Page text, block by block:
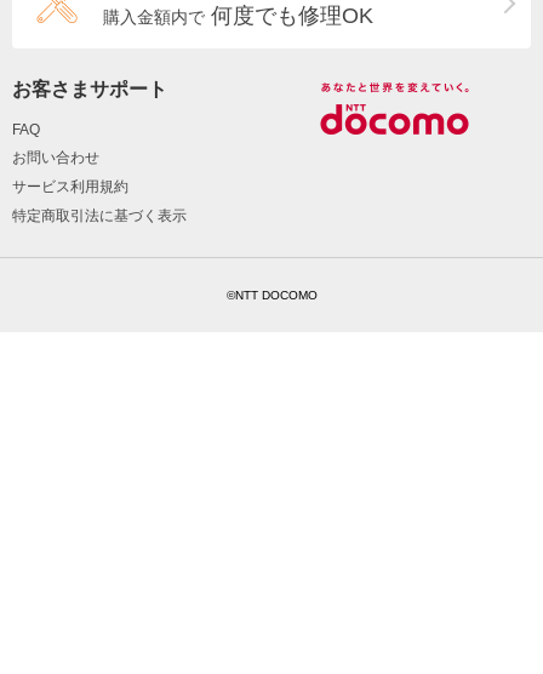
購入金額内で 何度でも修理OK
お客さまサポート
FAQ
お問い合わせ
サービス利用規約
特定商取引法に基づく表示
©NTT DOCOMO